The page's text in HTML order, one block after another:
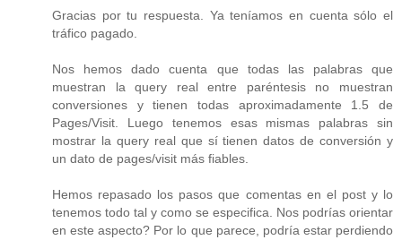
Gracias por tu respuesta. Ya teníamos en cuenta sólo el
tráfico pagado.
Nos hemos dado cuenta que todas las palabras que
muestran la query real entre paréntesis no muestran
conversiones y tienen todas aproximadamente 1.5 de
Pages/Visit. Luego tenemos esas mismas palabras sin
mostrar la query real que sí tienen datos de conversión y
un dato de pages/visit más fiables.
Hemos repasado los pasos que comentas en el post y lo
tenemos todo tal y como se especifica. Nos podrías orientar
en este aspecto? Por lo que parece, podría estar perdiendo